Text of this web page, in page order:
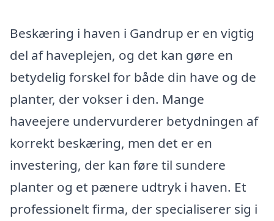
Beskæring i haven i Gandrup er en vigtig
del af haveplejen, og det kan gøre en
betydelig forskel for både din have og de
planter, der vokser i den. Mange
haveejere undervurderer betydningen af
korrekt beskæring, men det er en
investering, der kan føre til sundere
planter og et pænere udtryk i haven. Et
professionelt firma, der specialiserer sig i